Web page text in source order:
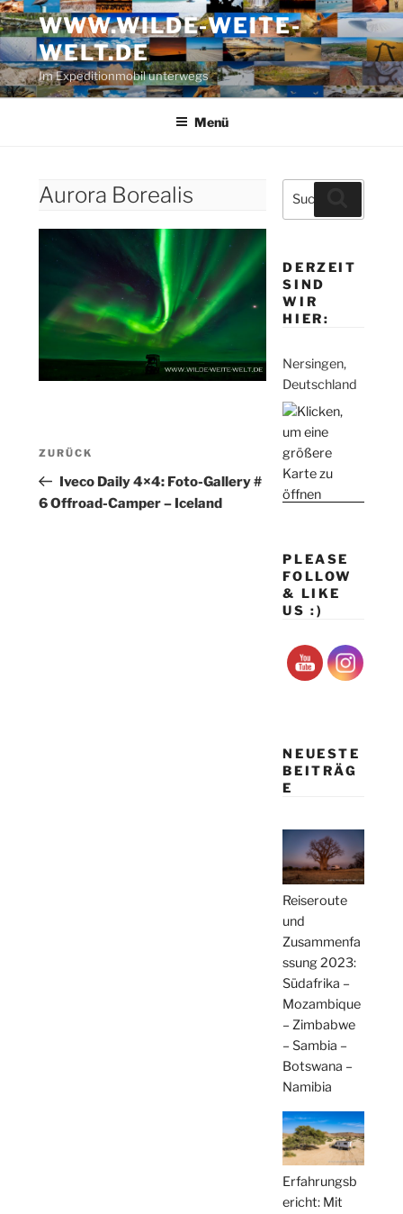
Zum
Inhalt
springen
WWW.WILDE-WEITE-
WELT.DE
Im Expeditionmobil unterwegs
Menü
Aurora Borealis
Beitragsnavigation
Vorheriger
Beitrag
ZURÜCK
Iveco Daily 4×4: Foto-Gallery #
6 Offroad-Camper – Iceland
Suche
nach:
DERZEIT
SIND
WIR
HIER:
Nersingen,
Deutschland
PLEASE
FOLLOW
& LIKE
US :)
NEUESTE
BEITRÄG
E
Reiseroute
und
Zusammenfa
ssung 2023:
Südafrika –
Mozambique
– Zimbabwe
– Sambia –
Botswana –
Namibia
Erfahrungsb
ericht: Mit